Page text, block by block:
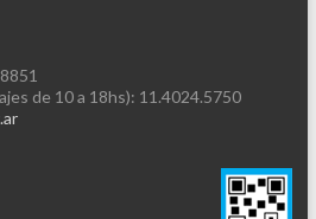
de 10 a 18hs): 11.4024.5750